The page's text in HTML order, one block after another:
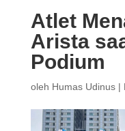
Atlet
Arista
Podium
oleh Humas Udinus|